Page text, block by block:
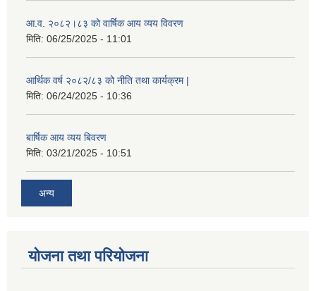
आ.व. २०८२।८३ को वार्षिक आय व्यय विवरण
मिति: 06/25/2025 - 11:01
आर्थिक वर्ष २०८२/८३ को नीति तथा कार्यक्रम |
मिति: 06/24/2025 - 10:36
बार्षिक आय व्यय बिवरण
मिति: 03/21/2025 - 10:51
अन्य
योजना तथा परियोजना